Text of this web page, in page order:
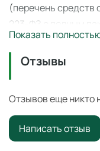
(перечень средств
223-ФЗ с полным
ЕАЭС, гарантия
России — 3–14 дней
Индивидуальный
—
оснащения
Приказу 838
Показать
Отзывы
Отзывов еще никто
Написать отзыв